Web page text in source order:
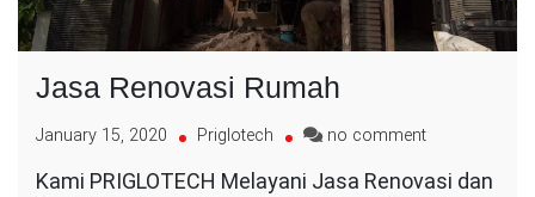
Jasa Renovasi Rumah
January 15, 2020 Priglotech no commenton
Renovasi
Kami PRIGLOTECH Melayani Jasa Renovasi dan